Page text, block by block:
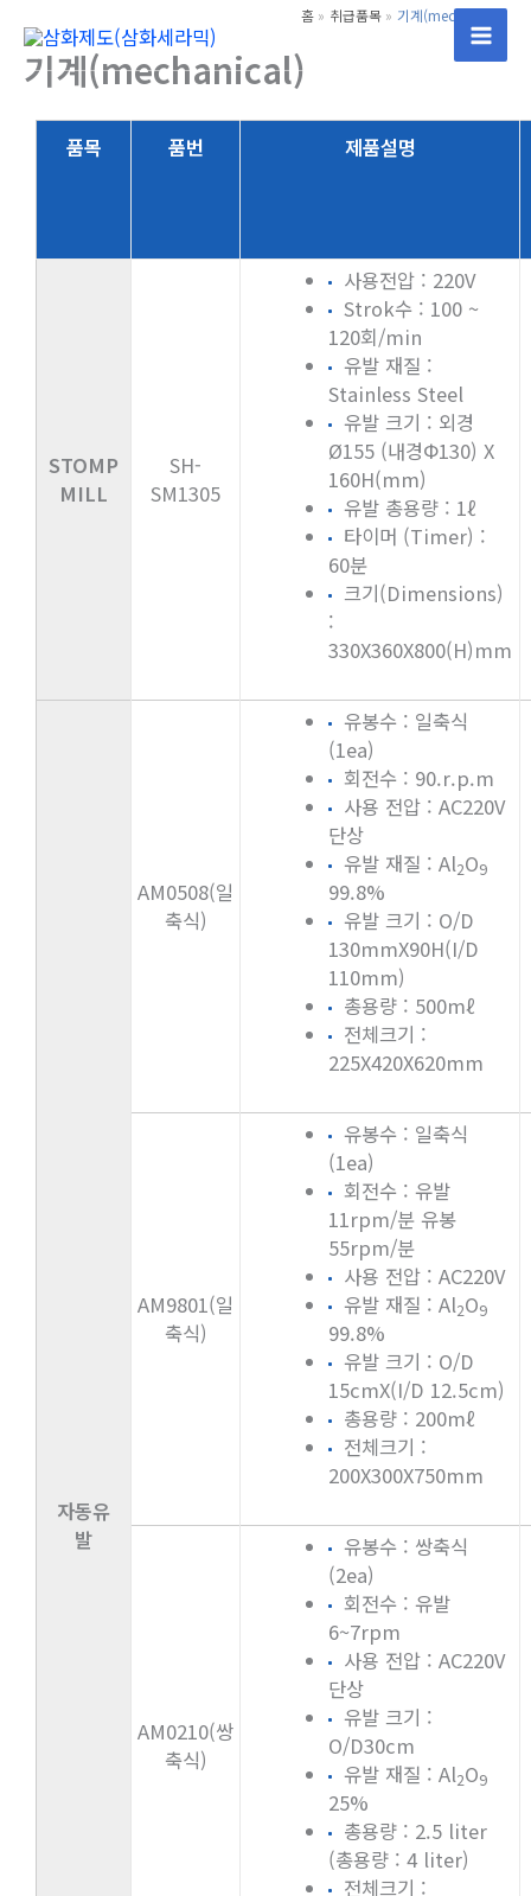
Main
홈 취급품목 기계(mechanical)
기계(mechanical)
품목 품번 제품설명
STOMP
MILL
SH-
SM1305
사용전압 : 220V
Strok수 : 100 ~
120회/min
유발 재질 :
Stainless Steel
유발 크기 : 외경
Ø155 (내경Φ130) X
160H(mm)
유발 총용량 : 1ℓ
타이머 (Timer) :
60분
크기(Dimensions)
:
330X360X800(H)mm
자동유
발
AM0508(일
축식)
유봉수 : 일축식
(1ea)
회전수 : 90.r.p.m
사용 전압 : AC220V
단상
유발 재질 : Al2O9
99.8%
유발 크기 : O/D
130mmX90H(I/D
110mm)
총용량 : 500mℓ
전체크기 :
225X420X620mm
AM9801(일
축식)
유봉수 : 일축식
(1ea)
회전수 : 유발
11rpm/분 유봉
55rpm/분
사용 전압 : AC220V
유발 재질 : Al2O9
99.8%
유발 크기 : O/D
15cmX(I/D 12.5cm)
총용량 : 200mℓ
전체크기 :
200X300X750mm
AM0210(쌍
축식)
유봉수 : 쌍축식
(2ea)
회전수 : 유발
6~7rpm
사용 전압 : AC220V
단상
유발 크기 :
O/D30cm
유발 재질 : Al2O9
25%
총용량 : 2.5 liter
(총용량 : 4 liter)
전체크기 :